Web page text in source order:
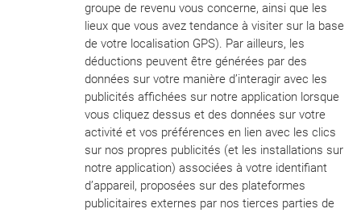
groupe de revenu vous concerne, ainsi que les
lieux que vous avez tendance à visiter sur la base
de votre localisation GPS). Par ailleurs, les
déductions peuvent être générées par des
données sur votre manière d’interagir avec les
publicités affichées sur notre application lorsque
vous cliquez dessus et des données sur votre
activité et vos préférences en lien avec les clics
sur nos propres publicités (et les installations sur
notre application) associées à votre identifiant
d’appareil, proposées sur des plateformes
publicitaires externes par nos tierces parties de